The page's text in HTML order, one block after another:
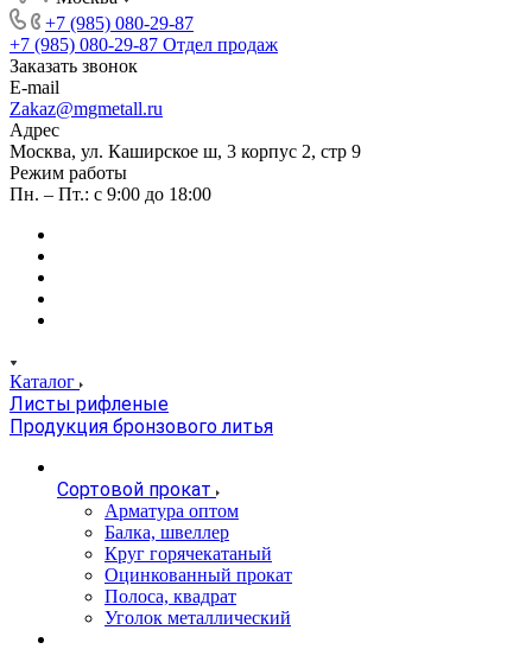
+7 (985) 080-29-87
+7 (985) 080-29-87 Отдел продаж
Заказать звонок
E-mail
Zakaz@mgmetall.ru
Адрес
Москва, ул. Каширское ш, 3 корпус 2, стр 9
Режим работы
Пн. – Пт.: с 9:00 до 18:00
Каталог
Листы рифленые
Продукция бронзового литья
Сортовой прокат
Арматура оптом
Балка, швеллер
Круг горячекатаный
Оцинкованный прокат
Полоса, квадрат
Уголок металлический